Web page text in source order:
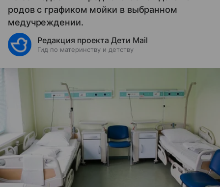
родов с графиком мойки в выбранном
медучреждении.
Редакция проекта Дети Mail
Гид по материнству и детству